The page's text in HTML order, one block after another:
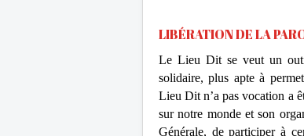
LIBÉRATION DE LA
Le Lieu Dit se veut un outil
solidaire, plus apte à
Lieu Dit n’a pas vocation a
sur notre monde et son
Générale, de participer à